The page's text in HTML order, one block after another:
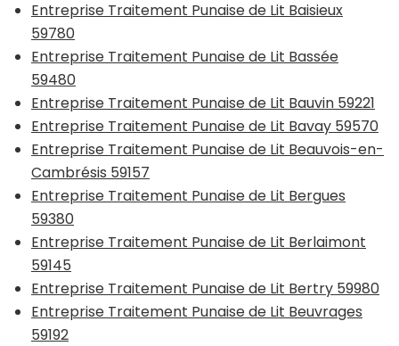
Entreprise Traitement Punaise de Lit Baisieux
59780
Entreprise Traitement Punaise de Lit Bassée
59480
Entreprise Traitement Punaise de Lit Bauvin 59221
Entreprise Traitement Punaise de Lit Bavay 59570
Entreprise Traitement Punaise de Lit Beauvois-en-
Cambrésis 59157
Entreprise Traitement Punaise de Lit Bergues
59380
Entreprise Traitement Punaise de Lit Berlaimont
59145
Entreprise Traitement Punaise de Lit Bertry 59980
Entreprise Traitement Punaise de Lit Beuvrages
59192